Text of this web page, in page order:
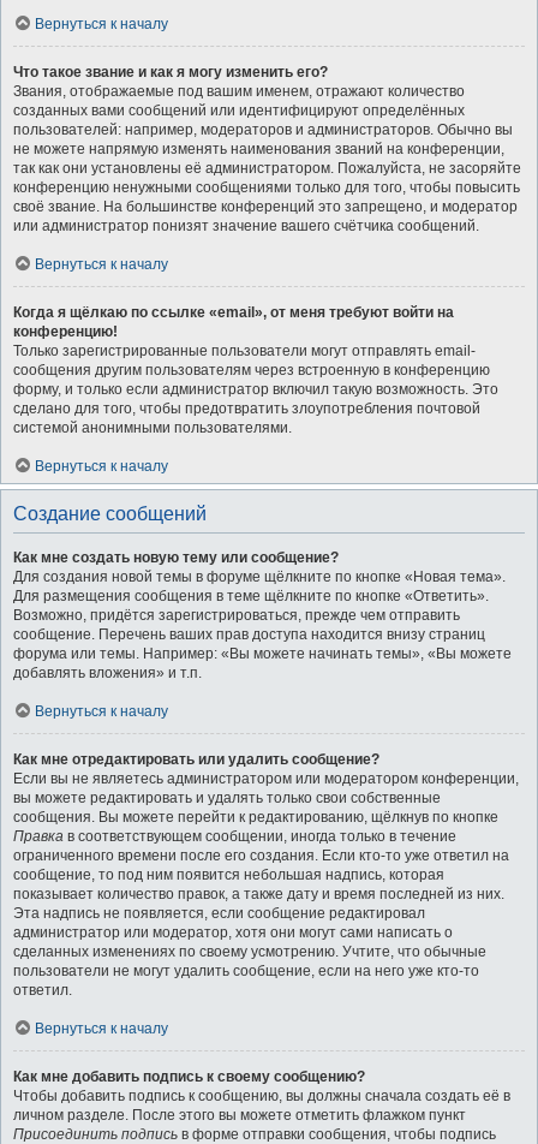
Вернуться к началу
Что такое звание и как я могу изменить его?
Звания, отображаемые под вашим именем, отражают количество
созданных вами сообщений или идентифицируют определённых
пользователей: например, модераторов и администраторов. Обычно вы
не можете напрямую изменять наименования званий на конференции,
так как они установлены её администратором. Пожалуйста, не засоряйте
конференцию ненужными сообщениями только для того, чтобы повысить
своё звание. На большинстве конференций это запрещено, и модератор
или администратор понизят значение вашего счётчика сообщений.
Вернуться к началу
Когда я щёлкаю по ссылке «email», от меня требуют войти на
конференцию!
Только зарегистрированные пользователи могут отправлять email-
сообщения другим пользователям через встроенную в конференцию
форму, и только если администратор включил такую возможность. Это
сделано для того, чтобы предотвратить злоупотребления почтовой
системой анонимными пользователями.
Вернуться к началу
Создание сообщений
Как мне создать новую тему или сообщение?
Для создания новой темы в форуме щёлкните по кнопке «Новая тема».
Для размещения сообщения в теме щёлкните по кнопке «Ответить».
Возможно, придётся зарегистрироваться, прежде чем отправить
сообщение. Перечень ваших прав доступа находится внизу страниц
форума или темы. Например: «Вы можете начинать темы», «Вы можете
добавлять вложения» и т.п.
Вернуться к началу
Как мне отредактировать или удалить сообщение?
Если вы не являетесь администратором или модератором конференции,
вы можете редактировать и удалять только свои собственные
сообщения. Вы можете перейти к редактированию, щёлкнув по кнопке
Правка в соответствующем сообщении, иногда только в течение
ограниченного времени после его создания. Если кто-то уже ответил на
сообщение, то под ним появится небольшая надпись, которая
показывает количество правок, а также дату и время последней из них.
Эта надпись не появляется, если сообщение редактировал
администратор или модератор, хотя они могут сами написать о
сделанных изменениях по своему усмотрению. Учтите, что обычные
пользователи не могут удалить сообщение, если на него уже кто-то
ответил.
Вернуться к началу
Как мне добавить подпись к своему сообщению?
Чтобы добавить подпись к сообщению, вы должны сначала создать её в
личном разделе. После этого вы можете отметить флажком пункт
Присоединить подпись в форме отправки сообщения, чтобы подпись